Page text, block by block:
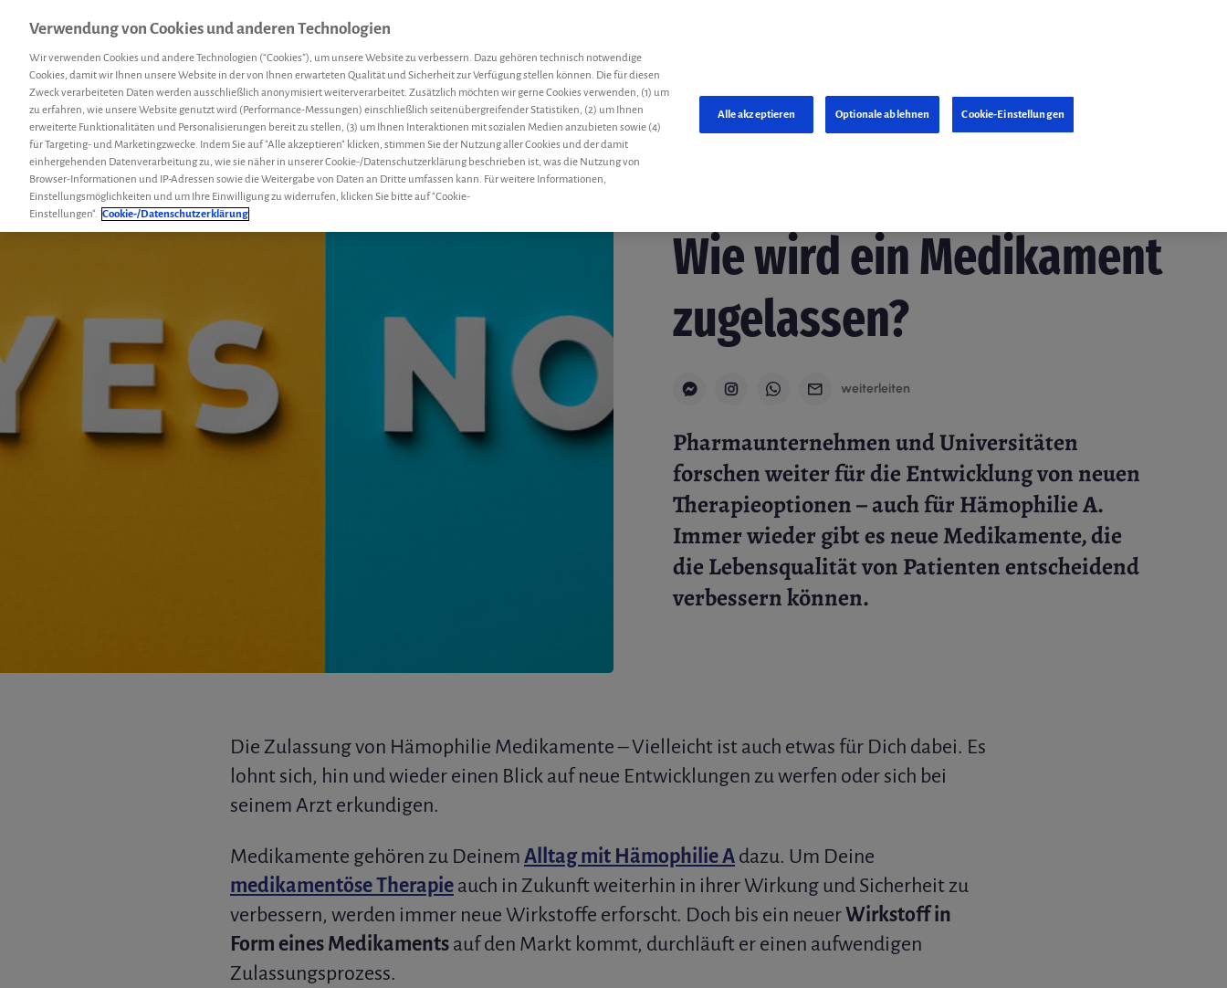
Wie wird ein Medikament
zugelassen?
weiterleiten
Pharmaunternehmen und Universitäten
forschen weiter für die Entwicklung von neuen
Therapieoptionen – auch für Hämophilie A.
Immer wieder gibt es neue Medikamente, die
die Lebensqualität von Patienten entscheidend
verbessern können.
Die Zulassung von Hämophilie Medikamente – Vielleicht ist auch etwas für Dich dabei. Es
lohnt sich, hin und wieder einen Blick auf neue Entwicklungen zu werfen oder sich bei
seinem Arzt erkundigen.
Medikamente gehören zu Deinem Alltag mit Hämophilie A dazu. Um Deine
medikamentöse Therapie auch in Zukunft weiterhin in ihrer Wirkung und Sicherheit zu
verbessern, werden immer neue Wirkstoffe erforscht. Doch bis ein neuerWirkstoff in
Form eines Medikaments auf den Markt kommt, durchläuft er einen aufwendigen
Zulassungsprozess.
Verwendung von Cookies und anderen Technologien
Wir verwenden Cookies und andere Technologien (“Cookies”), um unsere Website zu verbessern. Dazu gehören technisch notwendige
Cookies, damit wir Ihnen unsere Website in der von Ihnen erwarteten Qualität und Sicherheit zur Verfügung stellen können. Die für diesen
Zweck verarbeiteten Daten werden ausschließlich anonymisiert weiterverarbeitet. Zusätzlich möchten wir gerne Cookies verwenden, (1) um
zu erfahren, wie unsere Website genutzt wird (Performance-Messungen) einschließlich seitenübergreifender Statistiken, (2) um Ihnen
erweiterte Funktionalitäten und Personalisierungen bereit zu stellen, (3) um Ihnen Interaktionen mit sozialen Medien anzubieten sowie (4)
für Targeting- und Marketingzwecke. Indem Sie auf "Alle akzeptieren" klicken, stimmen Sie der Nutzung aller Cookies und der damit
einhergehenden Datenverarbeitung zu, wie sie näher in unserer Cookie-/Datenschutzerklärung beschrieben ist, was die Nutzung von
Browser-Informationen und IP-Adressen sowie die Weitergabe von Daten an Dritte umfassen kann. Für weitere Informationen,
Einstellungsmöglichkeiten und um Ihre Einwilligung zu widerrufen, klicken Sie bitte auf "Cookie-
Einstellungen". Cookie-/Datenschutzerklärung
Cookie-Einstellungen
Optionale ablehnen
Alle akzeptieren